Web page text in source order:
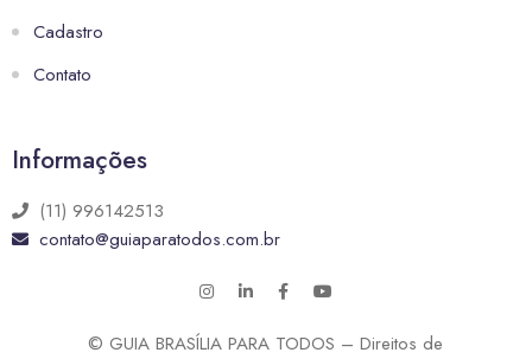
Cadastro
Contato
Informações
(11) 996142513
contato@guiaparatodos.com.br
© GUIA BRASÍLIA PARA TODOS – Direitos de